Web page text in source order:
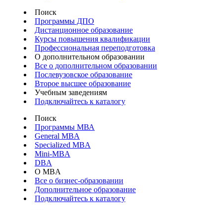
Поиск
Программы ДПО
Дистанционное образование
Курсы повышения квалификации
Профессиональная переподготовка
О дополнительном образовании
Все о дополнительном образовании
Послевузовское образование
Второе высшее образование
Учебным заведениям
Подключайтесь к каталогу
Поиск
Программы МВА
General MBA
Specialized MBA
Mini-MBA
DBA
О MBA
Все о бизнес-образовании
Дополнительное образование
Подключайтесь к каталогу